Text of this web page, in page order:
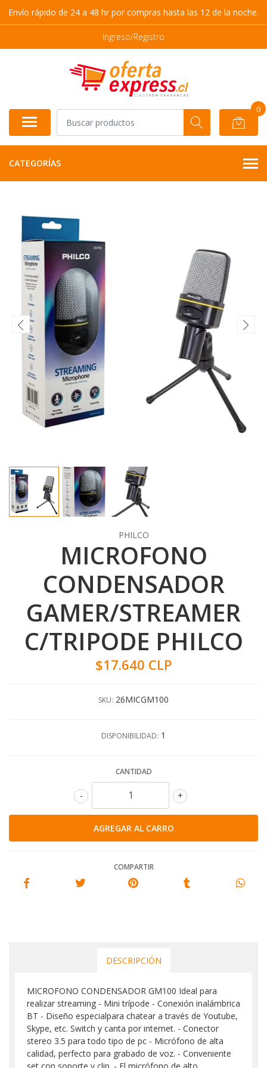
Envío rápido de 24 a 48 hr por compras hasta las 12 de la noche.
Ingreso/Registro
0
CATEGORÍAS
PHILCO
MICROFONO
CONDENSADOR
GAMER/STREAMER
C/TRIPODE PHILCO
$17.640 CLP
SKU: 26MICGM100
DISPONIBILIDAD: 1
CANTIDAD
+
-
COMPARTIR
DESCRIPCIÓN
MICROFONO CONDENSADOR GM100 Ideal para
realizar streaming - Mini trípode - Conexión inalámbrica
BT - Diseño especialpara chatear a través de Youtube,
Skype, etc. Switch y canta por internet. - Conector
stereo 3.5 para todo tipo de pc - Micrófono de alta
calidad, perfecto para grabado de voz. - Conveniente